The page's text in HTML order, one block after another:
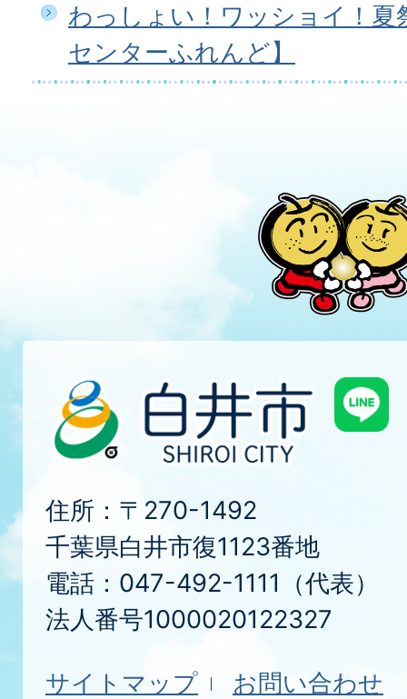
わっしょい！ワッショイ！夏
センターふれんど】
住所：〒270-1492
千葉県白井市復1123番地
電話：047-492-1111（代表）
法人番号1000020122327
サイトマップ
お問い合わせ